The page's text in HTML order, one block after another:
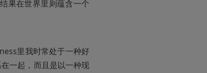
果在世界里则蕴含一个
里我时常处于一种好
一起，而且是以一种现